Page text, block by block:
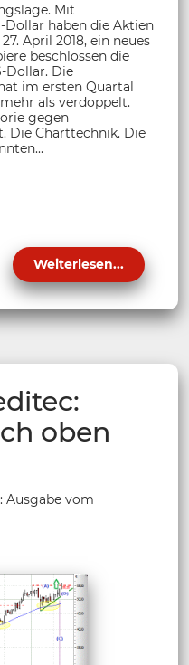
Mit
Dollar haben die Aktien
April 2018, ein neues
beschlossen die
Dollar. Die
im ersten Quartal
als verdoppelt.
gegen
Die Charttechnik. Die
Weiterlesen...
oben
Ausgabe vom